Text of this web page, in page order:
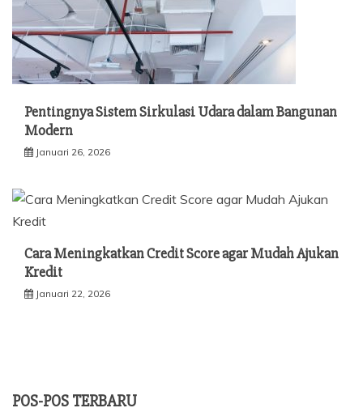
Pentingnya Sistem Sirkulasi Udara dalam Bangunan
Modern
Januari 26, 2026
Cara Meningkatkan Credit Score agar Mudah Ajukan
Kredit
Januari 22, 2026
POS-POS TERBARU